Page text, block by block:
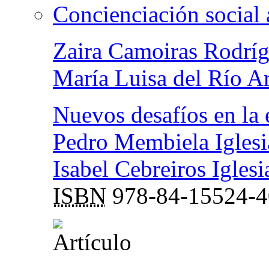
Concienciación social
Zaira Camoiras
María Luisa del Río
Nuevos desafíos en la
Pedro Membiela
Isabel Cebreiros
ISBN 978-84-15524-